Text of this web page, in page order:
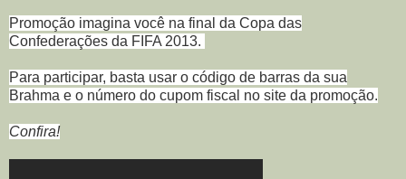
Promoção imagina você na final da Copa das
Confederações da FIFA 2013.
Para participar, basta usar o código de barras da sua
Brahma e o número do cupom fiscal no site da promoção.
Confira!